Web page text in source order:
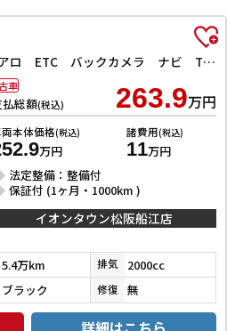
ZS 煌II モデリスタフルエアロ ETC バックカメラ ナビ TV クリアランスソナー オートクルーズコントロール レーンアシスト 衝突被害軽減システム 両側電動スライドドア オートマチックハイビーム
払総額(税込) 263.9万円
本体価格(税込)
万円
諸費用(税込)
11万円
法定整備：整備付
保証付 (1ヶ月・1000km )
車
イオンタウン松阪船江店
5.4万km 排気 2000cc
ブラック 修復 無